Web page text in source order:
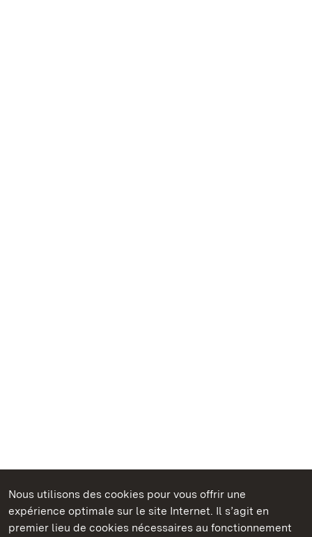
Nous utilisons des cookies pour vous offrir une
expérience optimale sur le site Internet. Il s’agit en
premier lieu de cookies nécessaires au fonctionnement
Châteaux et jardins publics du Bade-Wurtemberg